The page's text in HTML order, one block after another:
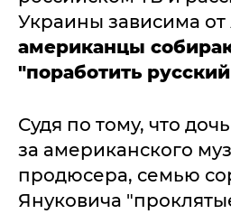
Украины зависима
американцы
"поработить
Судя по тому, что
за американского
продюсера, семью
Януковича